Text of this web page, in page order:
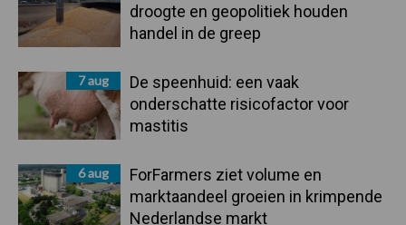
droogte en geopolitiek houden
handel in de greep
7 aug
De speenhuid: een vaak
onderschatte risicofactor voor
mastitis
6 aug
ForFarmers ziet volume en
marktaandeel groeien in krimpende
Nederlandse markt